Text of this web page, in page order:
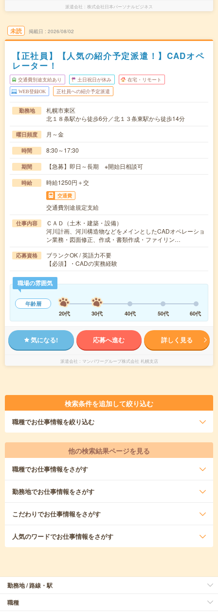
派遣会社 株式会社日本パーソナルビジネス
未読 掲載日 2026/08/02
【正社員】【人気の紹介予定派遣！】CADオペ
レーター！
交通費別途支給あり 土日祝日が休み 在宅・リモート
WEB登録OK 正社員への紹介予定派遣
勤務地
札幌市東区
北１８条駅から徒歩6分／北１３条東駅から徒歩14分
曜日頻度 月～金
時間 8:30～17:30
期間 【急募】即日～長期 ※開始日相談可
時給 時給1250円＋交
交通費
交通費別途規定支給
仕事内容
ＣＡＤ（土木・建築・設備）
河川計画、河川構造物などをメインとしたCADオペレーショ
ン業務・図面修正、作成・書類作成・ファイリン…
応募資格
ブランクOK / 英語力不要
【必須】・CADの実務経験
職場の雰囲気
年齢層
20代
30代 40代 50代 60代
気になる! 応募へ進む 詳しく見る
派遣会社 マンパワーグループ株式会社 札幌支店
検索条件を追加して絞り込む
職種でお仕事情報を絞り込む
他の検索結果ページを見る
職種でお仕事情報をさがす
勤務地でお仕事情報をさがす
こだわりでお仕事情報をさがす
人気のワードでお仕事情報をさがす
勤務地 / 路線・駅
職種